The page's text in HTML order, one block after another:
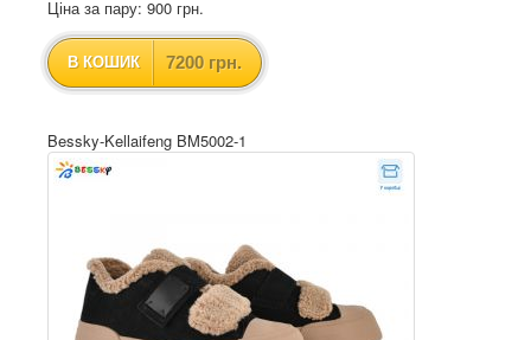
Ціна за пару: 900 грн.
В КОШИК 7200 грн.
Bessky-Kellaifeng BM5002-1